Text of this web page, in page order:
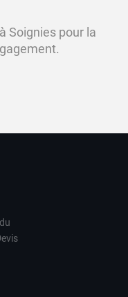
Soignies pour la